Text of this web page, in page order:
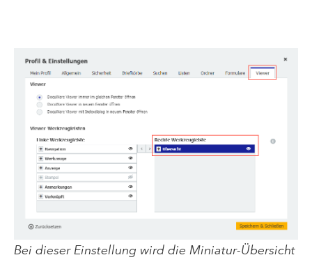
Bei dieser Einstellung wird die Miniatur-Übersicht